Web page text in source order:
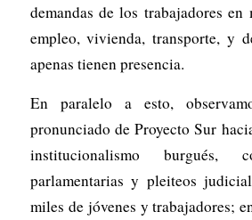
demandas de los trabajadores en
empleo, vivienda, transporte, y
apenas tienen presencia.
En paralelo a esto,
pronunciado de Proyecto Sur
institucionalismo
parlamentarias y pleiteos
miles de jóvenes y trabajadores;